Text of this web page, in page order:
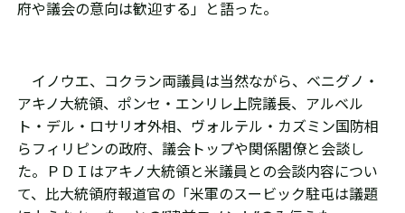
府や議会の意向は歓迎する」と語った。
イノウエ、コクラン両議員は当然ながら、ベニグノ・
アキノ大統領、ポンセ・エンリレ上院議長、アルベル
ト・デル・ロサリオ外相、ヴォルテル・カズミン国防相
らフィリピンの政府、議会トップや関係閣僚と会談し
た。ＰＤＩはアキノ大統領と米議員との会談内容につい
て、比大統領府報道官の「米軍のスービック駐屯は議題